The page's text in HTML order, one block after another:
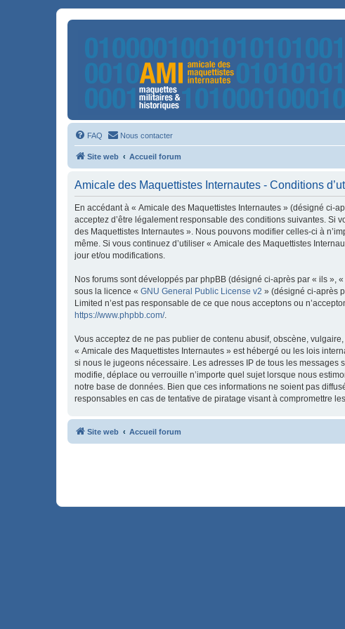
FAQ Nous contacter
Site web Accueil forum
Amicale des Maquettistes Internautes - Conditions
En accédant à « Amicale des Maquettistes Internautes » (désigné ci-
acceptez d’être légalement responsable des conditions suivantes. Si
des Maquettistes Internautes ». Nous pouvons modifier celles-ci à
même. Si vous continuez d’utiliser « Amicale des Maquettistes
jour et/ou modifications.
Nos forums sont développés par phpBB (désigné ci-après par « ils »,
sous la licence « GNU General Public License v2 » (désigné ci-après
Limited n’est pas responsable de ce que nous acceptons ou
https://www.phpbb.com/.
Vous acceptez de ne pas publier de contenu abusif, obscène,
« Amicale des Maquettistes Internautes » est hébergé ou les lois
si nous le jugeons nécessaire. Les adresses IP de tous les
modifie, déplace ou verrouille n’importe quel sujet lorsque nous
notre base de données. Bien que ces informations ne soient pas
responsables en cas de tentative de piratage visant à compromettre
Site web Accueil forum